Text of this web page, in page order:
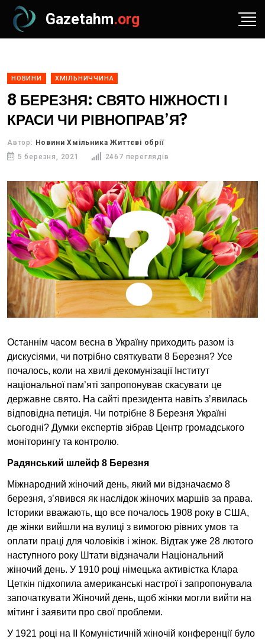
Gazetahm.org
НОВИНИ ХМІЛЬНИЧЧИНА
8 БЕРЕЗНЯ: СВЯТО НІЖНОСТІ І
КРАСИ ЧИ РІВНОПРАВ’Я?
Автор: Новини Хмільника Життєві обрії
5 березня, 2021
2467 переглядів
Останнім часом весна в Україну приходить разом із
дискусіями, чи потрібно святкувати 8 Березня? Усе
почалось, коли на хвилі декомунізації Інститут
національної пам’яті запропонував скасувати це
державне свято. На сайті президента навіть з’явилась
відповідна петиція. Чи потрібне 8 Березня Україні
сьогодні? Думки експертів зібрав Центр громадського
моніторингу та контролю.
Радянський шлейф 8 Березня
Міжнародний жіночий день, який ми відзначаємо 8
березня, з’явився як наслідок жіночих маршів за права.
Історики вважають, що все почалось 1908 року в США,
де жінки вийшли на вулиці з вимогою рівних умов та
оплати праці для чоловіків і жінок. Відтак уже 28 лютого
наступного року Штати відзначали Національний
жіночий день. У 1910 році німецька активістка Клара
Цеткін підхопила американські настрої і запропонувала
започаткувати Жіночий день, щоб жінки могли вийти на
мітинг і заявити про свої проблеми.
У 1921 році на ІІ Комуністичній жіночій конференції було